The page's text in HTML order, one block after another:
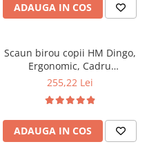
ADAUGA IN COS
Scaun birou copii HM Dingo,
Ergonomic, Cadru
Polipropilena, Mesh, Inaltime
cm, Violet
255,22 Lei
ADAUGA IN COS